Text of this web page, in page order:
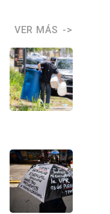
VER MÁS